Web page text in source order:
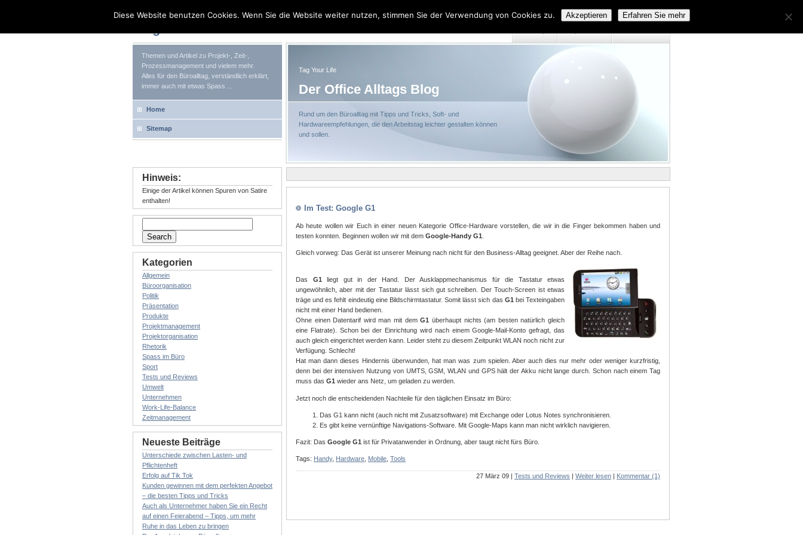
Themen und Artikel zu Projekt-, Zeit-,
Prozessmanagement und vielem mehr.
Alles für den Büroalltag, verständlich erklärt,
immer auch mit etwas Spass ...
Tag Your Life
Der Office Alltags Blog
Rund um den Büroalltag mit Tipps und Tricks, Soft- und
Hardwareempfehlungen, die den Arbeitstag leichter gestalten können
und sollen.
Home
Sitemap
Im Test: Google G1
Ab heute wollen wir Euch in einer neuen Kategorie Office-Hardware vorstellen, die wir in die Finger bekommen haben und
testen konnten. Beginnen wollen wir mit dem Google-Handy G1
Gleich vorweg: Das Gerät ist unserer Meinung nach nicht für den Business-Alltag geeignet. Aber der Reihe nach.
Das G1liegt gut in der Hand. Der Ausklappmechanismus für die Tastatur etwas
ungewöhnlich, aber mit der Tastatur lässt sich gut schreiben. Der Touch-Screen ist etwas
träge und es fehlt eindeutig eine Bildschirmtastatur. Somit lässt sich das G1bei Texteingaben
nicht mit einer Hand bedienen.
Ohne einen Datentarif wird man mit demG1 überhaupt nichts (am besten natürlich gleich
eine Flatrate). Schon bei der Einrichtung wird nach einem Google-Mail-Konto gefragt, das
auch gleich eingerichtet werden kann. Leider steht zu diesem Zeitpunkt WLAN noch nicht zur
Verfügung. Schlecht!
Hat man dann dieses Hindernis überwunden, hat man was zum spielen. Aber auch dies nur mehr oder weniger kurzfristig,
denn bei der intensiven Nutzung von UMTS, GSM, WLAN und GPS hält der Akku nicht lange durch. Schon nach einem Tag
muss das G1 wieder ans Netz, um geladen zu werden.
Jetzt noch die entscheidenden Nachteile für den täglichen Einsatz im Büro:
Das G1 kann nicht (auch nicht mit Zusatzsoftware) mit Exchange oder Lotus Notes synchronisieren.
Es gibt keine vernünftige Navigations-Software. Mit Google-Maps kann man nicht wirklich navigieren.
Fazit: Das Google G1 ist für Privatanwender in Ordnung, aber taugt nicht fürs Büro.
Tags: Handy, Hardware Mobile Tools
27 März 09 | Tests und Reviews Weiter lesen Kommentar (1)
Hinweis:
Einige der Artikel können Spuren von Satire
enthalten!
Kategorien
Allgemein
Büroorganisation
Politik
Präsentation
Produkte
Projektmanagement
Projektorganisation
Rhetorik
Spass im Büro
Sport
Tests und Reviews
Umwelt
Unternehmen
Work-Life-Balance
Zeitmanagement
Neueste Beiträge
Unterschiede zwischen Lasten- und
Pflichtenheft
Erfolg auf Tik Tok
Kunden gewinnen mit dem perfekten Angebot
– die besten Tipps und Tricks
Auch als Unternehmer haben Sie ein Recht
auf einen Feierabend – Tipps, um mehr
Ruhe in das Leben zu bringen
Diese Website benutzen Cookies. Wenn Sie die Website weiter nutzen, stimmen Sie der Verwendung von Cookies zu. Akzeptieren Erfahren Sie mehr